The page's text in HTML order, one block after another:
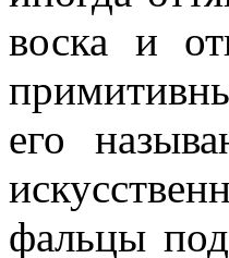
воска и
его
фальцы